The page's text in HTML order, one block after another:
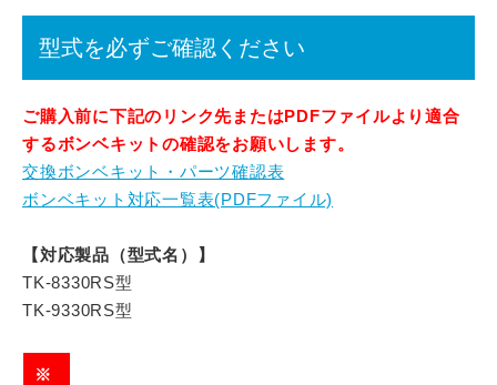
型式を必ずご確認ください
ご購入前に下記のリンク先またはPDFファイルより適合
するボンベキットの確認をお願いします。
交換ボンベキット・パーツ確認表
ボンベキット対応一覧表(PDFファイル)
【対応製品（型式名）】
TK-8330RS型
TK-9330RS型
※